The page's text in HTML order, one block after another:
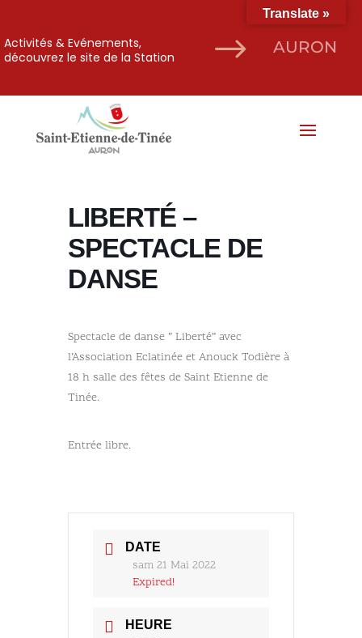
$
Activités & Evénements,
découvrez le site de la Station
AURON
LIBERTÉ –
SPECTACLE DE
DANSE
Spectacle de danse ” Liberté” avec
l’Association Eclatinée et Anouck Todière à
18 h salle des fêtes de Saint Etienne de
Tinée.
Entrée libre.
DATE
sam 21 Mai 2022
Expired!
HEURE
Translate »